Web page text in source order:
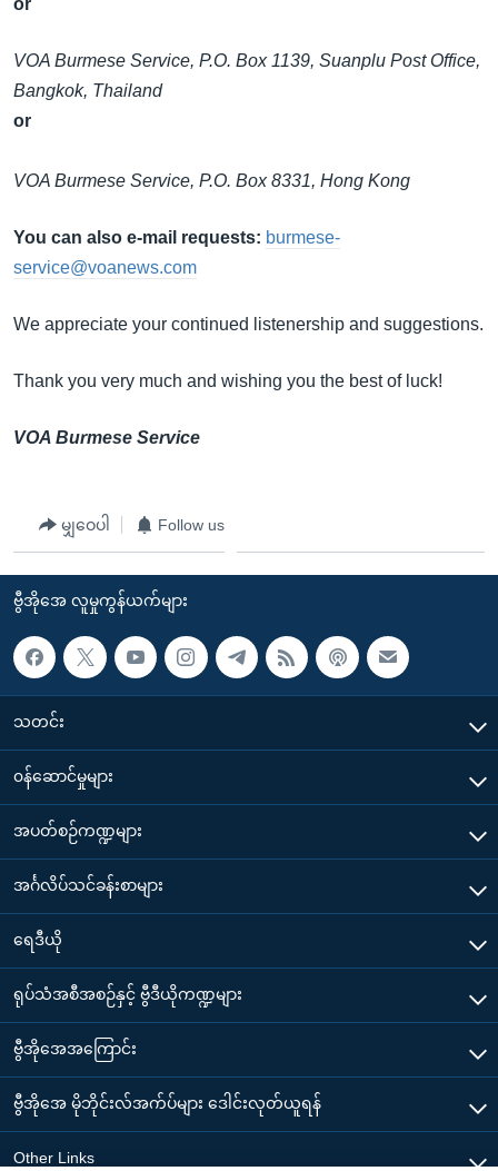
or
VOA Burmese Service, P.O. Box 1139, Suanplu Post Office,
Bangkok, Thailand
or
VOA Burmese Service, P.O. Box 8331, Hong Kong
You can also e-mail requests: burmese-
service@voanews.com
We appreciate your continued listenership and suggestions.
Thank you very much and wishing you the best of luck!
VOA Burmese Service
မျှဝေပါ Follow us
ဗွီအိုအေ လူမှုကွန်ယက်များ
သတင်း
၀န်ဆောင်မှုများ
အပတ်စဉ်ကဏ္ဍများ
အင်္ဂလိပ်သင်ခန်းစာများ
ရေဒီယို
ရုပ်သံအစီအစဉ်နှင့် ဗွီဒီယိုကဏ္ဍများ
ဗွီအိုအေအကြောင်း
ဗွီအိုအေ မိုဘိုင်းလ်အက်ပ်များ ဒေါင်းလုတ်ယူရန်
Other Links